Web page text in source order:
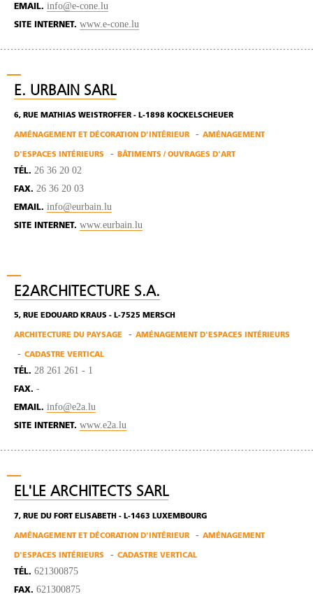
EMAIL. info@e-cone.lu
SITE INTERNET. www.e-cone.lu
E. URBAIN SARL
6, RUE MATHIAS WEISTROFFER - L-1898 KOCKELSCHEUER
AMÉNAGEMENT ET DÉCORATION D'INTÉRIEUR AMÉNAGEMENT
D'ESPACES INTÉRIEURS BÂTIMENTS / OUVRAGES D'ART
TÉL. 26 36 20 02
FAX. 26 36 20 03
EMAIL. info@eurbain.lu
SITE INTERNET. www.eurbain.lu
E2ARCHITECTURE S.A.
5, RUE EDOUARD KRAUS - L-7525 MERSCH
ARCHITECTURE DU PAYSAGE AMÉNAGEMENT D'ESPACES INTÉRIEURS
CADASTRE VERTICAL
TÉL. 28 261 261 - 1
FAX. -
EMAIL. info@e2a.lu
SITE INTERNET. www.e2a.lu
EL'LE ARCHITECTS SARL
7, RUE DU FORT ELISABETH - L-1463 LUXEMBOURG
AMÉNAGEMENT ET DÉCORATION D'INTÉRIEUR AMÉNAGEMENT
D'ESPACES INTÉRIEURS CADASTRE VERTICAL
TÉL. 621300875
FAX. 621300875